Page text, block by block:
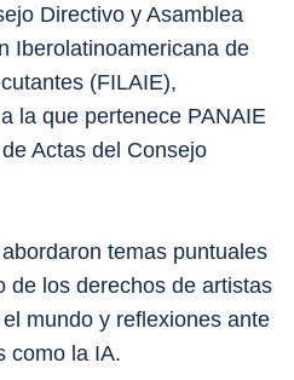
Directivo y Asamblea
Iberolatinoamericana de
(FILAIE),
la que pertenece PANAIE
Actas del Consejo
temas puntuales
de los derechos de artistas
mundo y reflexiones ante
como la IA.